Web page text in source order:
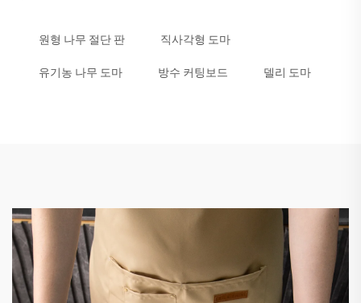
원형 나무 절단 판 직사각형 도마
유기농 나무 도마 방수 커팅보드 델리 도마